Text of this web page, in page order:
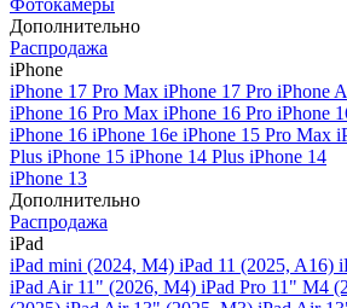
Фотокамеры
Дополнительно
Распродажа
iPhone
iPhone 17 Pro Max iPhone 17 Pro iPhone
iPhone 16 Pro Max iPhone 16 Pro iPhone
iPhone 16 iPhone 16e iPhone 15 Pro Max
Plus iPhone 15 iPhone 14 Plus iPhone 14
iPhone 13
Дополнительно
Распродажа
iPad
iPad mini (2024, M4) iPad 11 (2025, A16)
iPad Air 11" (2026, M4) iPad Pro 11" M4